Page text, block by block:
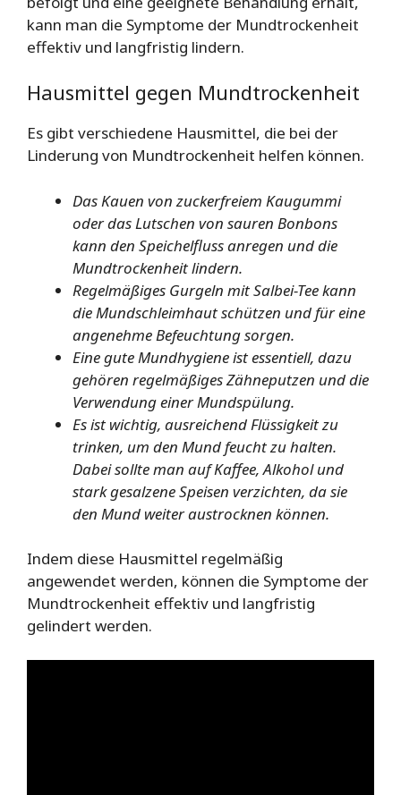
kann man die Symptome der Mundtrockenheit
effektiv und langfristig lindern.
Hausmittel gegen Mundtrockenheit
Es gibt verschiedene Hausmittel, die bei der
Linderung von Mundtrockenheit helfen können.
Das Kauen von zuckerfreiem Kaugummi
oder das Lutschen von sauren Bonbons
kann den Speichelfluss anregen und die
Mundtrockenheit lindern.
Regelmäßiges Gurgeln mit Salbei-Tee kann
die Mundschleimhaut schützen und für eine
angenehme Befeuchtung sorgen.
Eine gute Mundhygiene ist essentiell, dazu
gehören regelmäßiges Zähneputzen und die
Verwendung einer Mundspülung.
Es ist wichtig, ausreichend Flüssigkeit zu
trinken, um den Mund feucht zu halten.
Dabei sollte man auf Kaffee, Alkohol und
stark gesalzene Speisen verzichten, da sie
den Mund weiter austrocknen können.
Indem diese Hausmittel regelmäßig
angewendet werden, können die Symptome der
Mundtrockenheit effektiv und langfristig
gelindert werden.